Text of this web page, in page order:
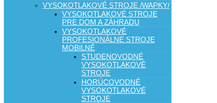
VYSOKOTLAKOVÉ STROJE /WAPKY/
VYSOKOTLAKOVÉ STROJE
PRE DOM A ZÁHRADU
VYSOKOTLAKOVÉ
PROFESIONÁLNE STROJE
MOBILNÉ
STUDENOVODNÉ
VYSOKOTLAKOVÉ
STROJE
HORÚCOVODNÉ
VYSOKOTLAKOVÉ
STROJE